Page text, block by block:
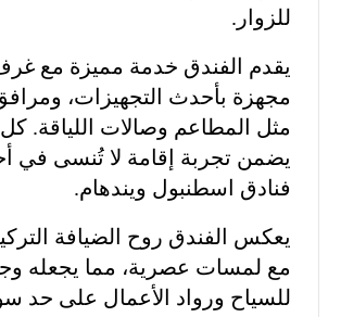
للزوار.
يقدم الفندق خدمة مميزة مع
مجهزة بأحدث التجهيزات،
مثل المطاعم وصالات اللياقة.
يضمن تجربة إقامة لا تُنسى في
فنادق اسطنبول ويندهام.
يعكس الفندق روح الضيافة
مع لمسات عصرية، مما يجعله
للسياح ورواد الأعمال على حد